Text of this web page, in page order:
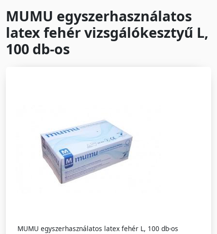
MUMU egyszerhasználatos
latex fehér vizsgálókesztyű L,
100 db-os
MUMU egyszerhasználatos latex fehér L, 100 db-os